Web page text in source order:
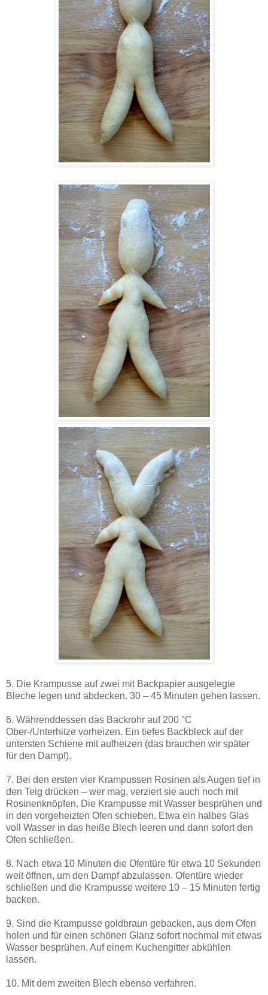
5. Die Krampusse auf zwei mit Backpapier ausgelegte
Bleche legen und abdecken. 30 – 45 Minuten gehen lassen.
6. Währenddessen das Backrohr auf 200 °C
Ober-/Unterhitze vorheizen. Ein tiefes Backbleck auf der
untersten Schiene mit aufheizen (das brauchen wir später
für den Dampf).
7. Bei den ersten vier Krampussen Rosinen als Augen tief in
den Teig drücken – wer mag, verziert sie auch noch mit
Rosinenknöpfen. Die Krampusse mit Wasser besprühen und
in den vorgeheizten Ofen schieben. Etwa ein halbes Glas
voll Wasser in das heiße Blech leeren und dann sofort den
Ofen schließen.
8. Nach etwa 10 Minuten die Ofentüre für etwa 10 Sekunden
weit öffnen, um den Dampf abzulassen. Ofentüre wieder
schließen und die Krampusse weitere 10 – 15 Minuten fertig
backen.
9. Sind die Krampusse goldbraun gebacken, aus dem Ofen
holen und für einen schönen Glanz sofort nochmal mit etwas
Wasser besprühen. Auf einem Kuchengitter abkühlen
lassen.
10. Mit dem zweiten Blech ebenso verfahren.